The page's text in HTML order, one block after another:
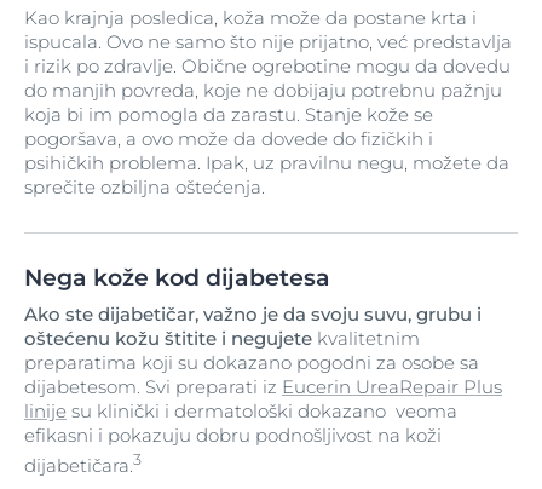
Kao krajnja posledica, koža može da postane krta i
ispucala. Ovo ne samo što nije prijatno, već predstavlja
i rizik po zdravlje. Obične ogrebotine mogu da dovedu
do manjih povreda, koje ne dobijaju potrebnu pažnju
koja bi im pomogla da zarastu. Stanje kože se
pogoršava, a ovo može da dovede do fizičkih i
psihičkih problema. Ipak, uz pravilnu negu, možete da
sprečite ozbiljna oštećenja.
Nega kože kod dijabetesa
Ako ste dijabetičar, važno je da svoju suvu, grubu i
oštećenu kožu štitite i negujete kvalitetnim
preparatima koji su dokazano pogodni za osobe sa
dijabetesom. Svi preparati iz Eucerin UreaRepair Plus
linije su klinički i dermatološki dokazano veoma
efikasni i pokazuju dobru podnošljivost na koži
dijabetičara.3